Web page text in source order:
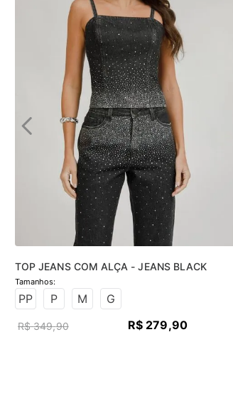
TOP JEANS COM ALÇA - JEANS BLACK
PP P M G
R$ 349,90 R$ 279,90